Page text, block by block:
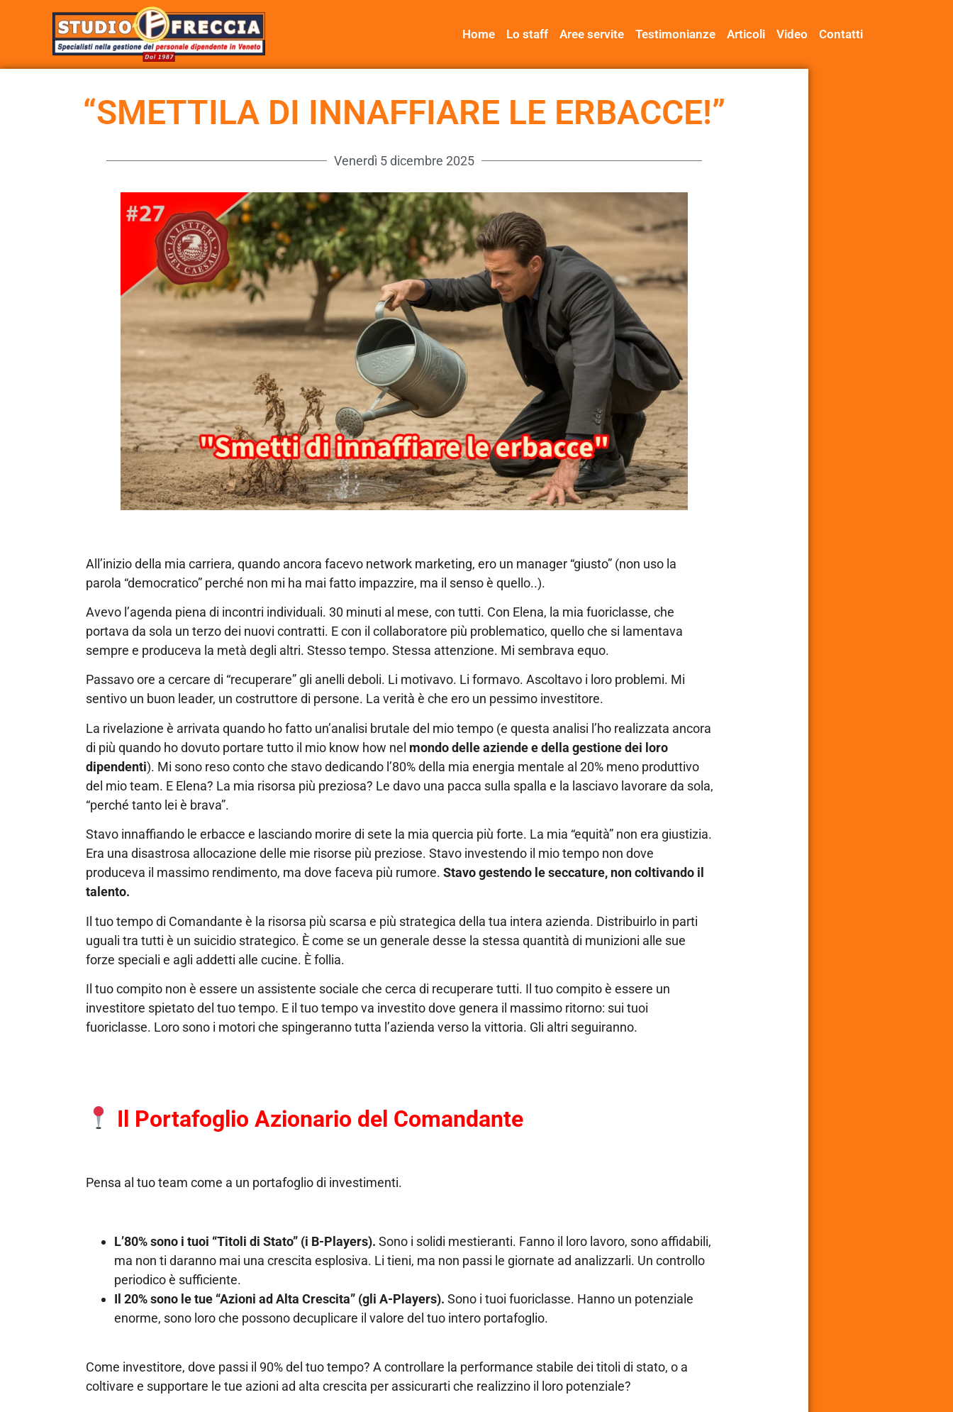
Home Lo staff Aree servite Testimonianze Articoli Video Contatti
“SMETTILA DI INNAFFIARE LE ERBACCE!”
Venerdì 5 dicembre 2025
All’inizio della mia carriera, quando ancora facevo network marketing, ero un manager “giusto” (non uso la
parola “democratico” perché non mi ha mai fatto impazzire, ma il senso è quello..).
Avevo l’agenda piena di incontri individuali. 30 minuti al mese, con tutti. Con Elena, la mia fuoriclasse, che
portava da sola un terzo dei nuovi contratti. E con il collaboratore più problematico, quello che si lamentava
sempre e produceva la metà degli altri. Stesso tempo. Stessa attenzione. Mi sembrava equo.
Passavo ore a cercare di “recuperare” gli anelli deboli. Li motivavo. Li formavo. Ascoltavo i loro problemi. Mi
sentivo un buon leader, un costruttore di persone. La verità è che ero un pessimo investitore.
La rivelazione è arrivata quando ho fatto un’analisi brutale del mio tempo (e questa analisi l’ho realizzata ancora
di più quando ho dovuto portare tutto il mio know how nel mondo delle aziende e della gestione dei loro
dipendenti). Mi sono reso conto che stavo dedicando l’80% della mia energia mentale al 20% meno produttivo
del mio team. E Elena? La mia risorsa più preziosa? Le davo una pacca sulla spalla e la lasciavo lavorare da sola,
“perché tanto lei è brava”.
Stavo innaffiando le erbacce e lasciando morire di sete la mia quercia più forte. La mia “equità” non era giustizia.
Era una disastrosa allocazione delle mie risorse più preziose. Stavo investendo il mio tempo non dove
produceva il massimo rendimento, ma dove faceva più rumore. Stavo gestendo le seccature, non coltivando il
talento.
Il tuo tempo di Comandante è la risorsa più scarsa e più strategica della tua intera azienda. Distribuirlo in parti
uguali tra tutti è un suicidio strategico. È come se un generale desse la stessa quantità di munizioni alle sue
forze speciali e agli addetti alle cucine. È follia.
Il tuo compito non è essere un assistente sociale che cerca di recuperare tutti. Il tuo compito è essere un
investitore spietato del tuo tempo. E il tuo tempo va investito dove genera il massimo ritorno: sui tuoi
fuoriclasse. Loro sono i motori che spingeranno tutta l’azienda verso la vittoria. Gli altri seguiranno.
Il Portafoglio Azionario del Comandante
Pensa al tuo team come a un portafoglio di investimenti.
L’80% sono i tuoi “Titoli di Stato” (i B-Players). Sono i solidi mestieranti. Fanno il loro lavoro, sono affidabili,
ma non ti daranno mai una crescita esplosiva. Li tieni, ma non passi le giornate ad analizzarli. Un controllo
periodico è sufficiente.
Il 20% sono le tue “Azioni ad Alta Crescita” (gli A-Players). Sono i tuoi fuoriclasse. Hanno un potenziale
enorme, sono loro che possono decuplicare il valore del tuo intero portafoglio.
Come investitore, dove passi il 90% del tuo tempo? A controllare la performance stabile dei titoli di stato, o a
coltivare e supportare le tue azioni ad alta crescita per assicurarti che realizzino il loro potenziale?